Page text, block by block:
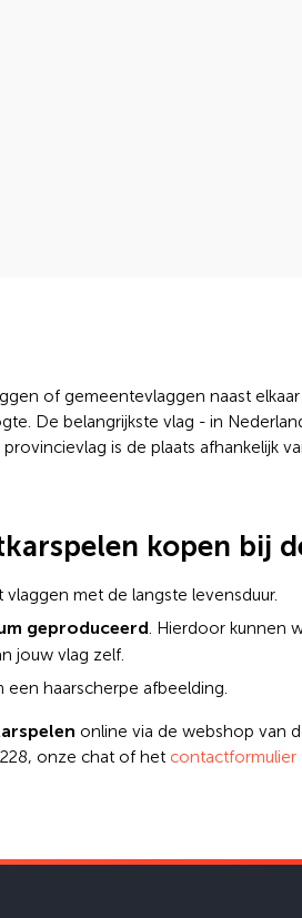
of gemeentevlaggen naast
De belangrijkste vlag - in
is de plaats afhankelijk
kopen bij
met de langste levensduur.
geproduceerd. Hierdoor kunnen
jouw vlag zelf.
haarscherpe afbeelding.
online via de webshop van
onze chat of het contactformulier